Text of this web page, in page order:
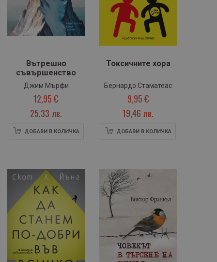
Вътрешно
съвършенство
Джим Мърфи
12,95 €
25,33 лв.
ДОБАВИ В КОЛИЧКА
Токсичните хора
Бернардо Стаматеас
9,95 €
19,46 лв.
ДОБАВИ В КОЛИЧКА